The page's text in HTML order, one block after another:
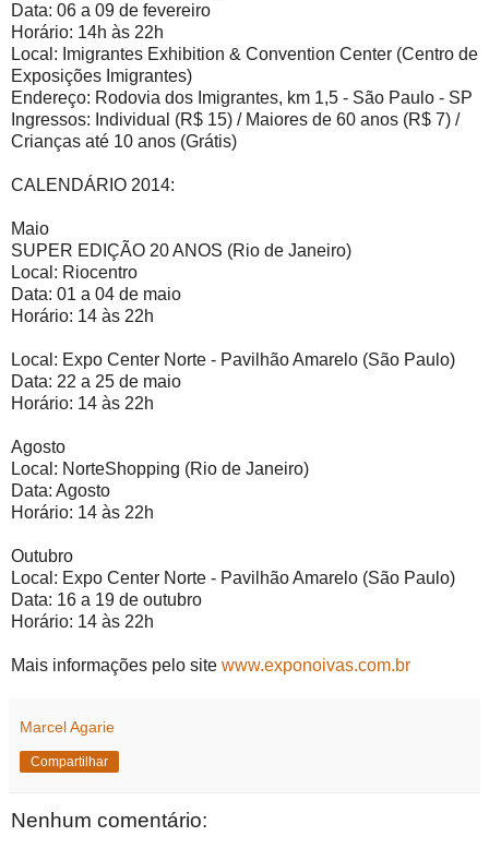
Data: 06 a 09 de fevereiro
Horário: 14h às 22h
Local: Imigrantes Exhibition & Convention Center (Centro de
Exposições Imigrantes)
Endereço: Rodovia dos Imigrantes, km 1,5 - São Paulo - SP
Ingressos: Individual (R$ 15) / Maiores de 60 anos (R$ 7) /
Crianças até 10 anos (Grátis)
CALENDÁRIO 2014:
Maio
SUPER EDIÇÃO 20 ANOS (Rio de Janeiro)
Local: Riocentro
Data: 01 a 04 de maio
Horário: 14 às 22h
Local: Expo Center Norte - Pavilhão Amarelo (São Paulo)
Data: 22 a 25 de maio
Horário: 14 às 22h
Agosto
Local: NorteShopping (Rio de Janeiro)
Data: Agosto
Horário: 14 às 22h
Outubro
Local: Expo Center Norte - Pavilhão Amarelo (São Paulo)
Data: 16 a 19 de outubro
Horário: 14 às 22h
Mais informações pelo site www.exponoivas.com.br
Marcel Agarie
Compartilhar
Nenhum comentário: